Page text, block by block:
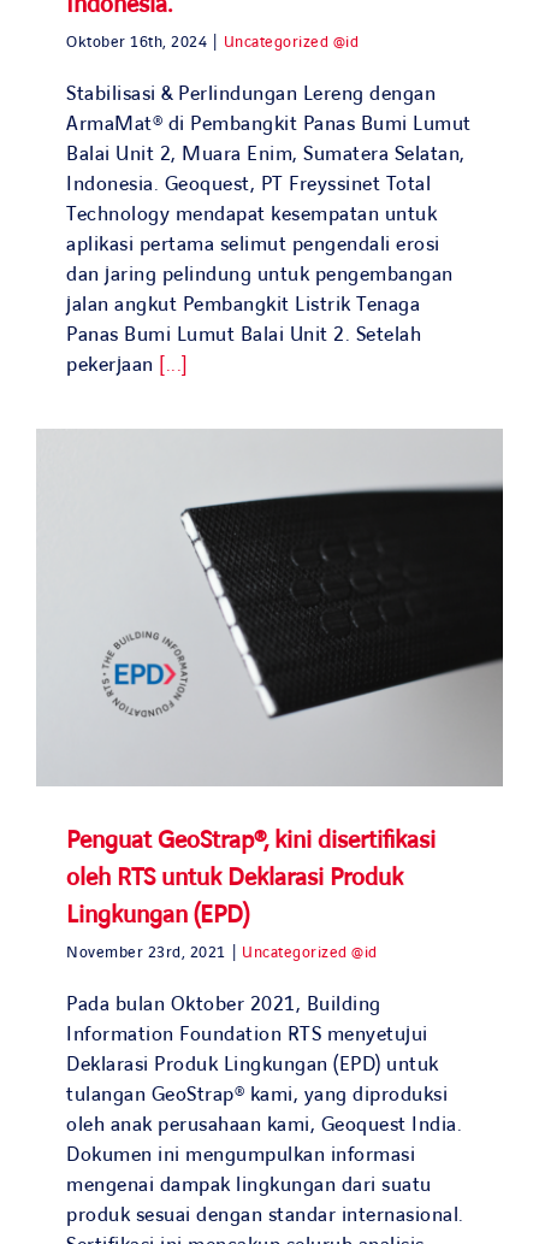
Search
Oktober 16th, 2024 Uncategorized @id
Stabilisasi & Perlindungan Lereng dengan
ArmaMat® di Pembangkit Panas Bumi Lumut
Balai Unit 2, Muara Enim, Sumatera Selatan,
Indonesia. Geoquest, PT Freyssinet Total
Technology mendapat kesempatan untuk
aplikasi pertama selimut pengendali erosi
dan jaring pelindung untuk pengembangan
jalan angkut Pembangkit Listrik Tenaga
Panas Bumi Lumut Balai Unit 2. Setelah
pekerjaan [...]
Penguat GeoStrap®, kini disertifikasi
oleh RTS untuk Deklarasi Produk
Lingkungan (EPD)
November 23rd, 2021 Uncategorized @id
Pada bulan Oktober 2021, Building
Information Foundation RTS menyetujui
Deklarasi Produk Lingkungan (EPD) untuk
tulangan GeoStrap® kami, yang diproduksi
oleh anak perusahaan kami, Geoquest India.
Dokumen ini mengumpulkan informasi
mengenai dampak lingkungan dari suatu
produk sesuai dengan standar internasional.